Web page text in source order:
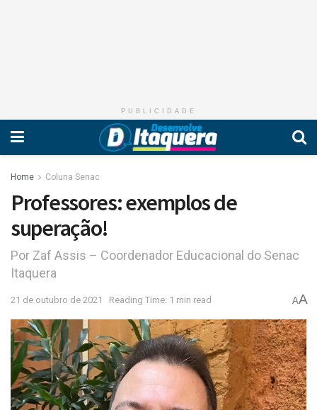
PUBLICIDADE
Home Coluna Senac
Professores: exemplos de
superação!
Por Zaf Assis – Coordenador Educacional do Senac
Itaquera
21 de outubro de 2021 Reading Time: 1 min read AA